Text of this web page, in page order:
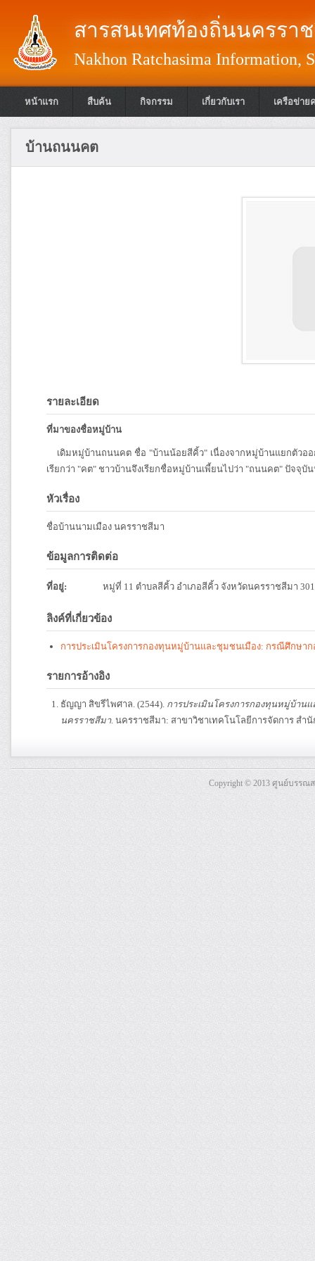
สารสนเทศท้องถิ่นนครรา
Nakhon Ratchasima Information,
หน้าแรก สืบค้น กิจกรรม เกี่ยวกับเรา เครือข่าย
บ้านถนนคต
รายละเอียด
ที่มาของชื่อหมู่บ้าน
เดิมหมู่บ้านถนนคต ชื่อ "บ้านน้อยสีคิ้ว" เนื่องจากหมู่บ้านแยกตัวอ
เรียกว่า "คต" ชาวบ้านจึงเรียกชื่อหมู่บ้านเพี้ยนไปว่า "ถนนคต" ปัจจุ
หัวเรื่อง
ชื่อบ้านนามเมือง นครราชสีมา
ข้อมูลการติดต่อ
ที่อยู่: หมู่ที่ 11 ตำบลสีคิ้ว อำเภอสีคิ้ว จังหวัดนครราชสีมา
ลิงค์ที่เกี่ยวข้อง
การประเมินโครงการกองทุนหมู่บ้านและชุมชนเมือง: กรณีศึกษ
รายการอ้างอิง
ธัญญา สิขรีไพศาล. (2544). การประเมินโครงการกองทุนหมู่บ้า
นครราชสีมา. นครราชสีมา: สาขาวิชาเทคโนโลยีการจัดการ สำ
Copyright © 2013 ศูนย์บรร